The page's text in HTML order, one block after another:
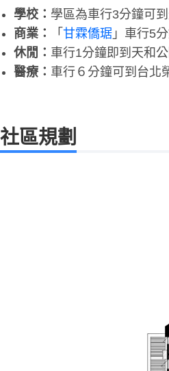
學校： 學區為車行3分鐘可
商業：
「 甘霖僑琚 」車行5
休閒： 車行1分鐘即到天和
醫療： 車行６分鐘可到台北
社區規劃